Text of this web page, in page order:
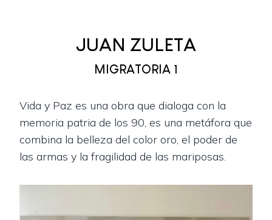
JUAN ZULETA
MIGRATORIA 1
Vida y Paz es una obra que dialoga con la
memoria patria de los 90, es una metáfora que
combina la belleza del color oro, el poder de